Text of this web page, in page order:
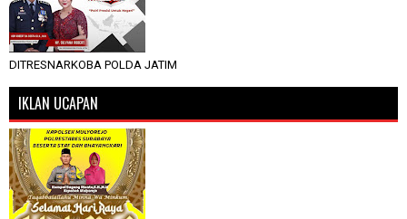
DITRESNARKOBA POLDA JATIM
IKLAN UCAPAN